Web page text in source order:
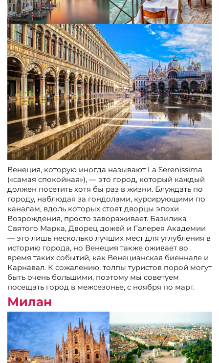
Венеция, которую иногда называют La Serenissima
(«самая спокойная»), — это город, который каждый
должен посетить хотя бы раз в жизни. Блуждать по
городу, наблюдая за гондолами, курсирующими по
каналам, вдоль которых стоят дворцы эпохи
Возрождения, просто завораживает. Базилика
Святого Марка, Дворец дожей и Галерея Академии
— это лишь несколько лучших мест для углубления в
историю города, но Венеция также оживает во
время таких событий, как Венецианская биеннале и
Карнавал. К сожалению, толпы туристов порой могут
быть очень большими, поэтому мы советуем
посещать город в межсезонье, с ноября по март.
Милан